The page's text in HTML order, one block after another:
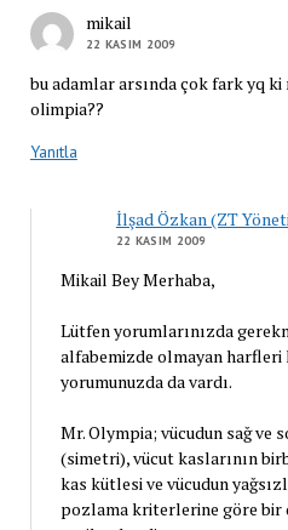
mikail
22 KASIM 2009
bu adamlar arsında çok fark yq
olimpia??
Yanıtla
İlşad Özkan (ZT
22 KASIM 2009
Mikail Bey Merhaba,
Lütfen yorumlarınızda
alfabemizde olmayan harfleri
yorumunuzda da vardı.
Mr. Olympia; vücudun sağ ve
(simetri), vücut kaslarının
kas kütlesi ve vücudun
pozlama kriterlerine göre bir